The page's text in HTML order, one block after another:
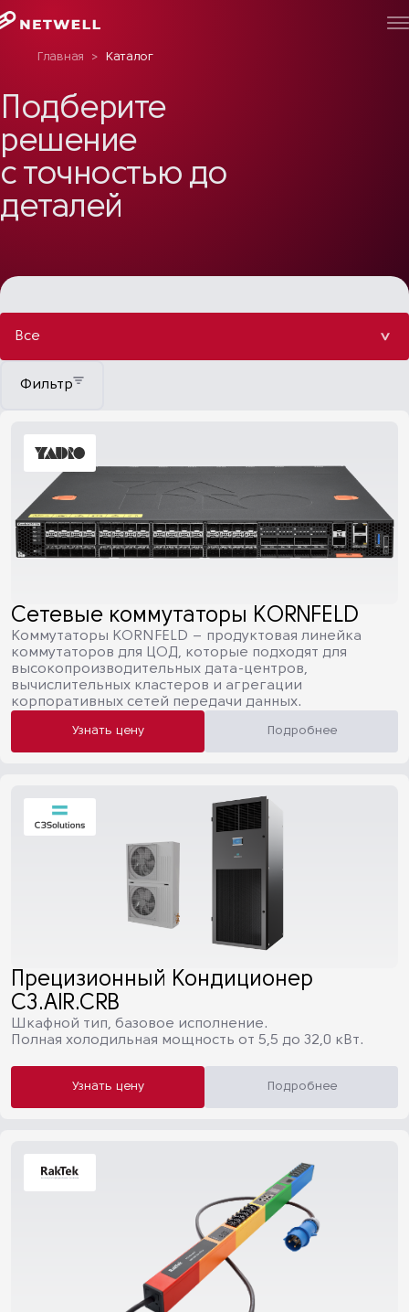
Главная > Каталог
Подберите
решение
с точностью до
деталей
Все
Фильтр
Сетевые коммутаторы KORNFELD
Коммутаторы KORNFELD – продуктовая линейка
коммутаторов для ЦОД, которые подходят для
высокопроизводительных дата-центров,
вычислительных кластеров и агрегации
корпоративных сетей передачи данных.
Узнать цену Подробнее
Прецизионный Кондиционер
C3.AIR.CRB
Шкафной тип, базовое исполнение.
Полная холодильная мощность от 5,5 до 32,0 кВт.
Узнать цену Подробнее